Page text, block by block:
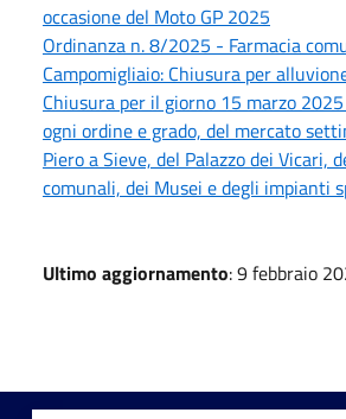
occasione del Moto GP 2025
Ordinanza n. 8/2025 - Farmacia
Campomigliaio: Chiusura per
Chiusura per il giorno 15 marzo
ogni ordine e grado, del mercato
Piero a Sieve, del Palazzo dei Vicari,
comunali, dei Musei e degli impianti
Ultimo aggiornamento: 9 febbraio